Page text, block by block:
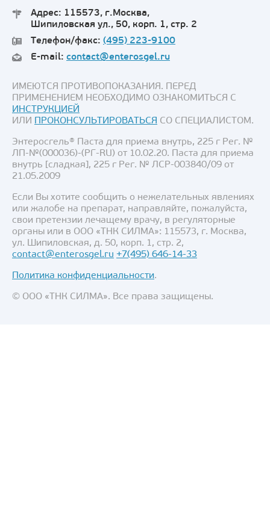
Адрес: 115573, г.Москва,
Шипиловская ул., 50, корп. 1, стр. 2
Телефон/факс: (495) 223-9100
E-mail: contact@enterosgel.ru
ИМЕЮТСЯ ПРОТИВОПОКАЗАНИЯ. ПЕРЕД
ПРИМЕНЕНИЕМ НЕОБХОДИМО ОЗНАКОМИТЬСЯ С
ИНСТРУКЦИЕЙ
ИЛИ ПРОКОНСУЛЬТИРОВАТЬСЯ СО СПЕЦИАЛИСТОМ.
Энтеросгель® Паста для приема внутрь, 225 г Рег. №
ЛП-№(000036)-(РГ-RU) от 10.02.20. Паста для приема
внутрь [сладкая], 225 г Рег. № ЛСР-003840/09 от
21.05.2009
Если Вы хотите сообщить о нежелательных явлениях
или жалобе на препарат, направляйте, пожалуйста,
свои претензии лечащему врачу, в регуляторные
органы или в ООО «ТНК СИЛМА»: 115573, г. Москва,
ул. Шипиловская, д. 50, корп. 1, стр. 2,
contact@enterosgel.ru +7(495) 646-14-33
Политика конфиденциальности.
© ООО «ТНК СИЛМА». Все права защищены.